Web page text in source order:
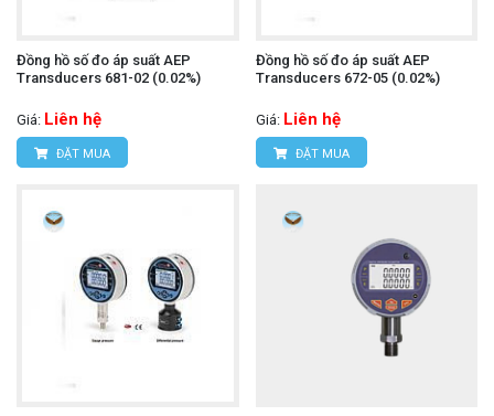
Đồng hồ số đo áp suất AEP
Transducers 681-02 (0.02%)
Giá: Liên hệ
ĐẶT MUA
Đồng hồ số đo áp suất AEP
Transducers 672-05 (0.02%)
Giá: Liên hệ
ĐẶT MUA